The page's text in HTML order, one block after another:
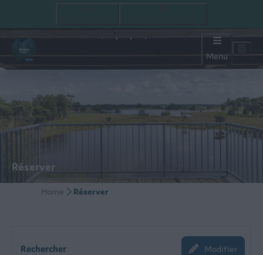
Menu
Réserver
Home Réserver
Rechercher Modifier